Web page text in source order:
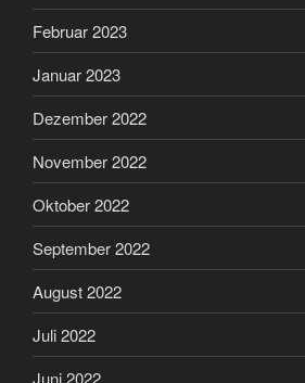
Februar 2023
Januar 2023
Dezember 2022
November 2022
Oktober 2022
September 2022
August 2022
Juli 2022
Juni 2022